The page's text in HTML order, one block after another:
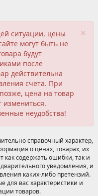
×
ситуации, цены
могут быть не
будут
после
действительна
счета. При
цена на товар
измениться.
неудобства!
справочный характер,
о ценах, товарах, их
как содержать ошибки, так и
уведомления, и
каких-либо претензий.
для вас характеристики и
товаров.